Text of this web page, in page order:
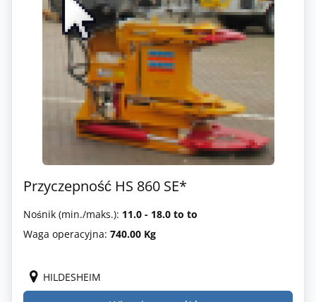
Przyczepność HS 860 SE*
Nośnik (min./maks.): 11.0 - 18.0 to to
Waga operacyjna: 740.00 Kg
HILDESHEIM